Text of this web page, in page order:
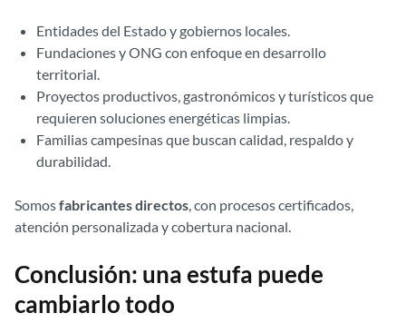
Entidades del Estado y gobiernos locales.
Fundaciones y ONG con enfoque en desarrollo
territorial.
Proyectos productivos, gastronómicos y turísticos que
requieren soluciones energéticas limpias.
Familias campesinas que buscan calidad, respaldo y
durabilidad.
Somosfabricantes directos, con procesos certificados,
atención personalizada y cobertura nacional.
Conclusión: una estufa puede
cambiarlo todo